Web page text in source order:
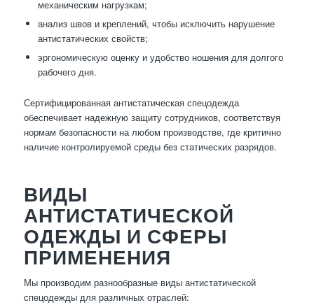
механическим нагрузкам;
анализ швов и креплений, чтобы исключить нарушение
антистатических свойств;
эргономическую оценку и удобство ношения для долгого
рабочего дня.
Сертифицированная антистатическая спецодежда
обеспечивает надежную защиту сотрудников, соответствуя
нормам безопасности на любом производстве, где критично
наличие контролируемой среды без статических разрядов.
ВИДЫ
АНТИСТАТИЧЕСКОЙ
ОДЕЖДЫ И СФЕРЫ
ПРИМЕНЕНИЯ
Мы производим разнообразные виды антистатической
спецодежды для различных отраслей: